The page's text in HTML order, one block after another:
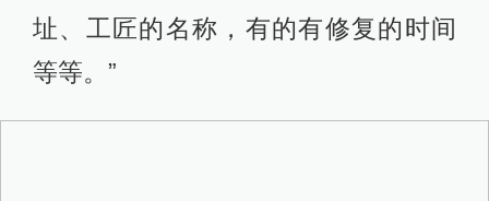
址、工匠的名称，有的有修复的时间
等等。”